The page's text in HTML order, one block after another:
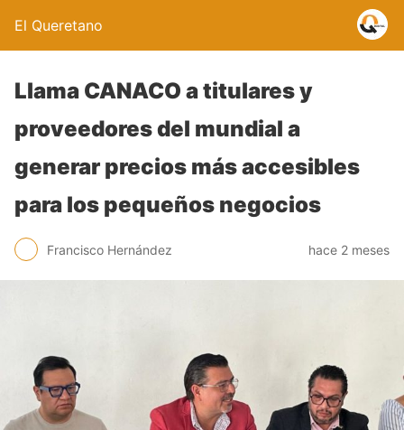
El Queretano
Llama CANACO a titulares y
proveedores del mundial a
generar precios más accesibles
para los pequeños negocios
Francisco Hernández hace 2 meses